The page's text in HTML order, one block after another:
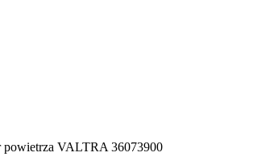
powietrza VALTRA 36073900